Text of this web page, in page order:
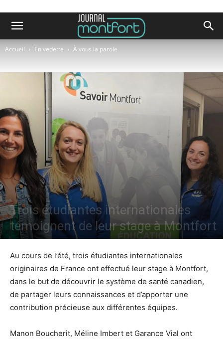
Accueil En vedette À vous la parole
Trois étudiantes internationales
témoignent de leur stage à Montfort
Par Alexandra Fabre - 25 septembre 2023 949
Au cours de l’été, trois étudiantes internationales
originaires de France ont effectué leur stage à Montfort,
dans le but de découvrir le système de santé canadien,
de partager leurs connaissances et d’apporter une
contribution précieuse aux différentes équipes.
Manon Boucherit, Méline Imbert et Garance Vial ont